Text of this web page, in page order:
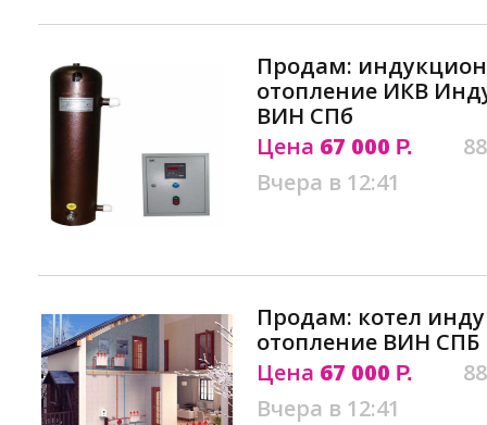
Продам:
отопление ИКВ
ВИН СПб
Цена 67 000 Р.
Вчера в 12:41
Продам: котел
отопление ВИН
Цена 67 000 Р.
Вчера в 12:41